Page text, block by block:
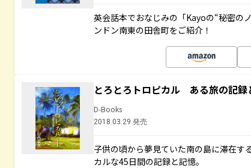
英会話本でおなじみの「Kayoの“秘密の
ンドン南東の田舎町をご紹介！
とろとろトロピカル ある旅の記
D-Books
2018.03.29 発売
子供の頃から夢見ていた南の島に滞在す
カルな45日間の記録と記憶。